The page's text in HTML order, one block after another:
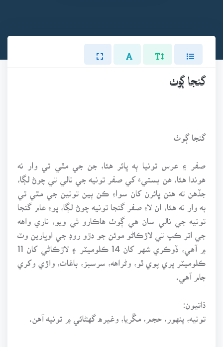
گنجا ڳوٺ
گنجا ڳوٺ
صفر ۽ عرس تونيا ٻه ڀائر هئا، جن جي مٿي تي وار نه
هوندا هئا، هن بستيءَ کي صفر تونيه جي نالي تي چوڻ لڳا،
جڏهن ته هنن ڀائرن کان سواءِ ڪن ٻين تونين جي مٿي تي
به وار نه هئا، ان لاءِ صفر گنجا تونيه چوڻ لڳا، پوءِ عام گنجا
تونيه جي نالي سان هي ڳوٺ هاڪارو ٿي ويو، ناري واهه
جي اتر ڪپ تي لاڙڪاڻو موئن جو دڙو روڊ جي اوڀارين وٽ
۾ آهي، ڏوڪري شهر کان 14 ڪلوميٽر ۽ لاڙڪاڻي کان 11
ڪلوميٽر پري پوي ٿو، وڻراهه، سرسبز، باغات، واڙي وکري
جام آهي.
ذاتيون:
تونيه، پنهور، حجم، مڱريا، وغيره گهڻائي ۾ تونيه آهن.